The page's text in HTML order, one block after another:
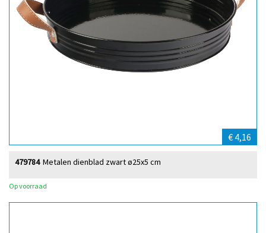
€ 4,16
Metalen dienblad zwart ø25x5 cm
479784
Op voorraad